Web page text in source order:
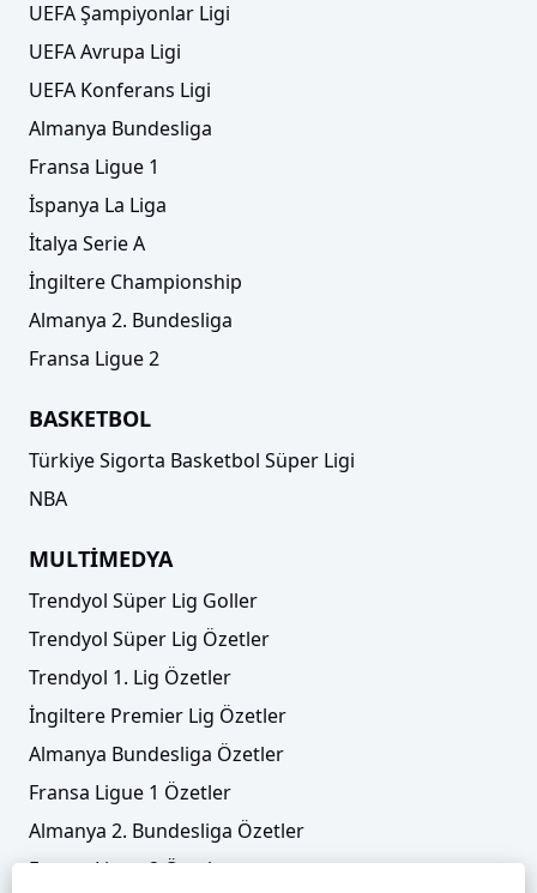
UEFA Şampiyonlar Ligi
UEFA Avrupa Ligi
UEFA Konferans Ligi
Almanya Bundesliga
Fransa Ligue 1
İspanya La Liga
İtalya Serie A
İngiltere Championship
Almanya 2. Bundesliga
Fransa Ligue 2
BASKETBOL
Türkiye Sigorta Basketbol Süper Ligi
NBA
MULTİMEDYA
Trendyol Süper Lig Goller
Trendyol Süper Lig Özetler
Trendyol 1. Lig Özetler
İngiltere Premier Lig Özetler
Almanya Bundesliga Özetler
Fransa Ligue 1 Özetler
Almanya 2. Bundesliga Özetler
Fransa Ligue 2 Özetler